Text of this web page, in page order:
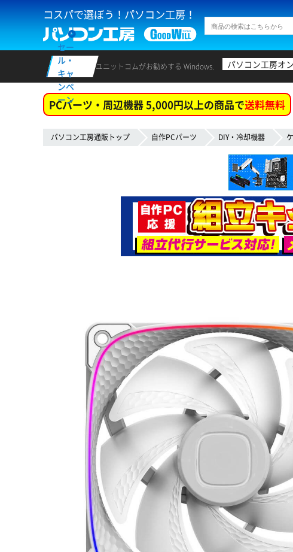
コスパで選ぼう！パソコン工房！
セー
ル・
キャ
ンペ
ーン
ユニットコムがお勧めする Windows. パソコン工房オ
PCパーツ・周辺機器 5,000円以上の商品で送料無料
パソコン工房通販トップ 自作PCパーツ DIY・冷却機器